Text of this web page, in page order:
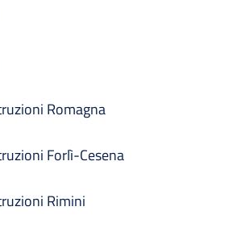
Romagna
Forlì-Cesena
Rimini